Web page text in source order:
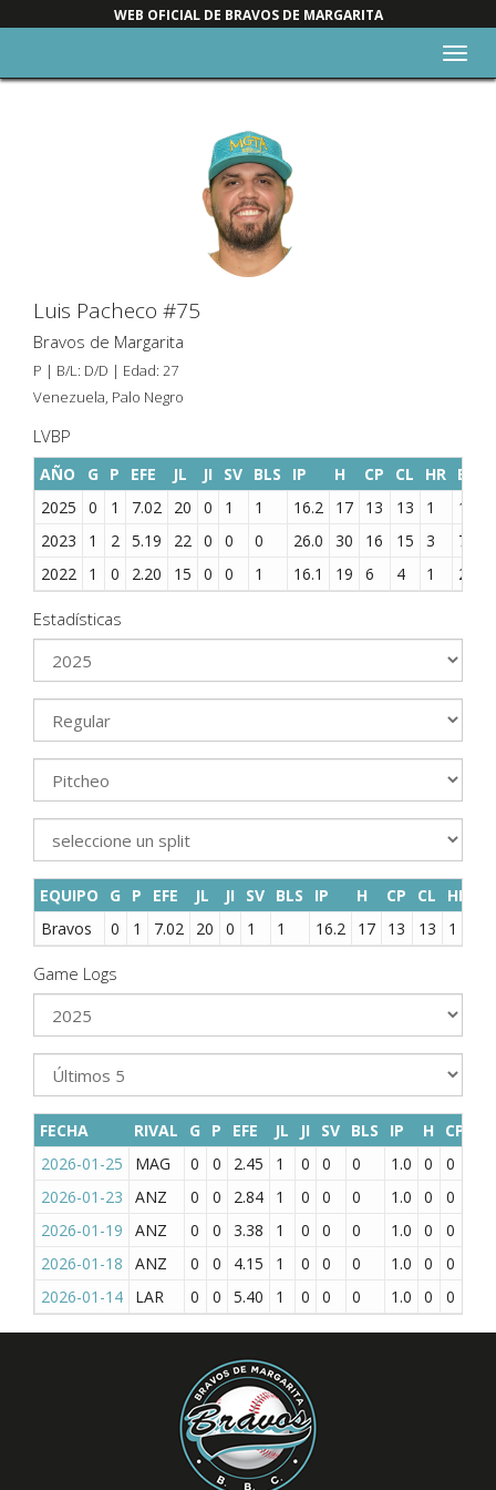
WEB OFICIAL DE BRAVOS DE MARGARITA
Luis Pacheco #75
Bravos de Margarita
P | B/L: D/D | Edad: 27
Venezuela, Palo Negro
LVBP
AÑO G P EFE JL JI SV BLS IP H CP CL HR BB
2025
0 1 7.02 20 0 1 1 16.2 17 13 13 1 12
2023
1 2 5.19 22 0 0 0 26.0 30 16 15 3 7
2022
1 0 2.20 15 0 0 1 16.1 19 6 4 1 2
Estadísticas
EQUIPO G P EFE JL JI SV BLS IP H CP CL HR
Bravos
0 1 7.02 20 0 1 1 16.2 17 13 13 1
Game Logs
FECHA RIVAL G P EFE JL JI SV BLS IP H CP
2026-01-25
MAG 0 0 2.45 1 0 0 0 1.0 0 0
2026-01-23
ANZ 0 0 2.84 1 0 0 0 1.0 0 0
2026-01-19
ANZ 0 0 3.38 1 0 0 0 1.0 0 0
2026-01-18
ANZ 0 0 4.15 1 0 0 0 1.0 0 0
2026-01-14
LAR 0 0 5.40 1 0 0 0 1.0 0 0